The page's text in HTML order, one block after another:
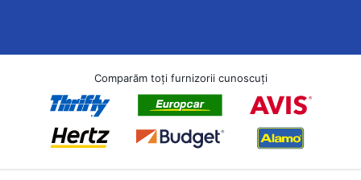
Comparăm toți furnizorii cunoscuți